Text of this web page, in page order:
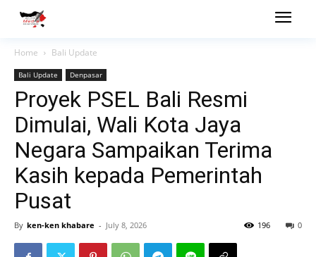
Home Bali Update
Bali Update Denpasar
Proyek PSEL Bali Resmi
Dimulai, Wali Kota Jaya
Negara Sampaikan Terima
Kasih kepada Pemerintah
Pusat
By ken-ken khabare - July 8, 2026 0
196